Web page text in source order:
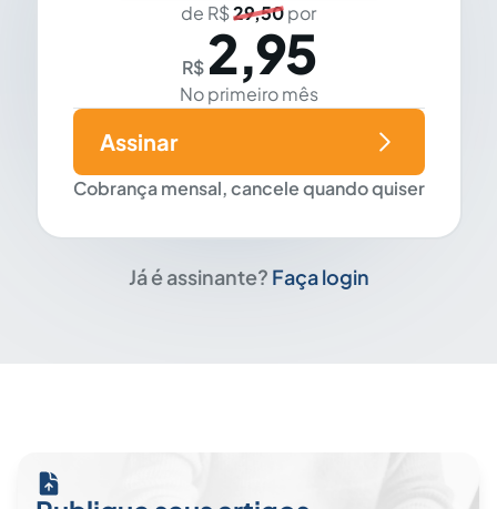
de R$29,50por
R$ 2,95
No primeiro mês
Cobrança mensal, cancele quando quiser
Assinar
Já é assinante? Faça login